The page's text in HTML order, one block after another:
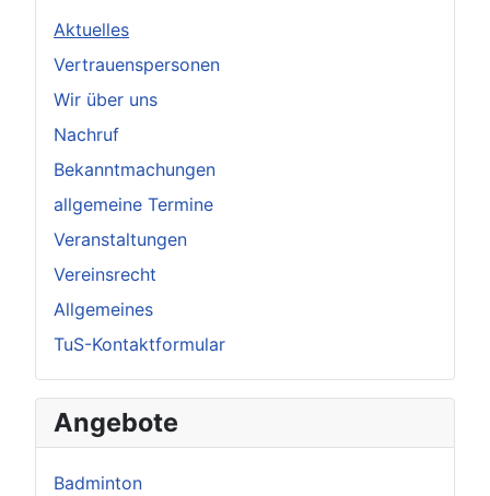
Aktuelles
Vertrauenspersonen
Wir über uns
Nachruf
Bekanntmachungen
allgemeine Termine
Veranstaltungen
Vereinsrecht
Allgemeines
TuS-Kontaktformular
Angebote
Badminton